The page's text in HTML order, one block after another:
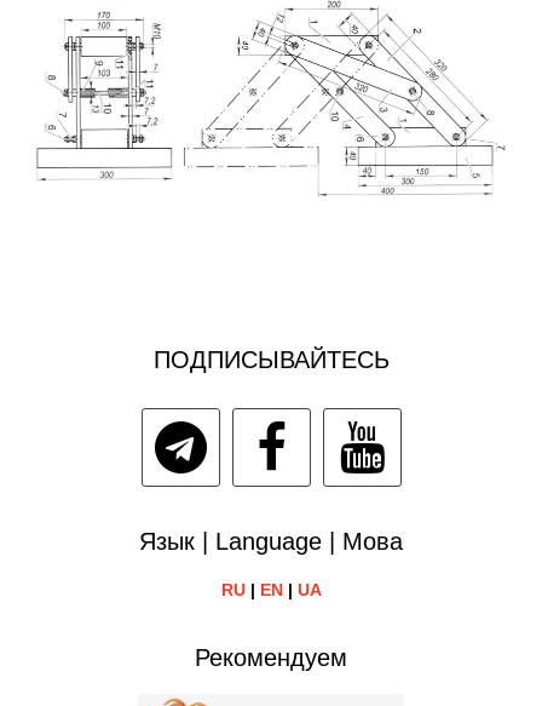
ПОДПИСЫВАЙТЕСЬ
Язык | Language | Мова
RU| EN| UA
Рекомендуем